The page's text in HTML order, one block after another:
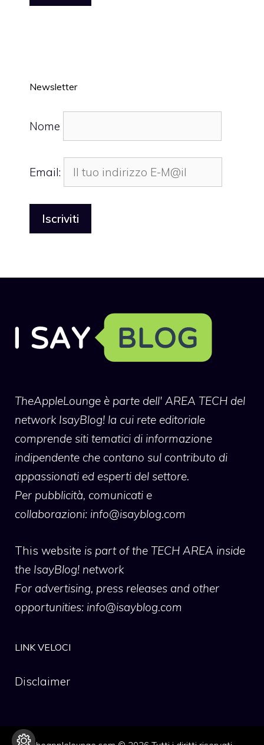
Newsletter
Nome
Email:
TheAppleLounge è parte dell' AREA TECH del
network IsayBlog! la cui rete editoriale
comprende siti tematici di informazione
indipendente che contano sul contributo di
appassionati ed esperti del settore.
Per pubblicità, comunicati e
collaborazioni: info@isayblog.com
This website is part of the TECH AREA inside
the IsayBlog! network
For advertising, press releases and other
opportunities: info@isayblog.com
LINK VELOCI
Disclaimer